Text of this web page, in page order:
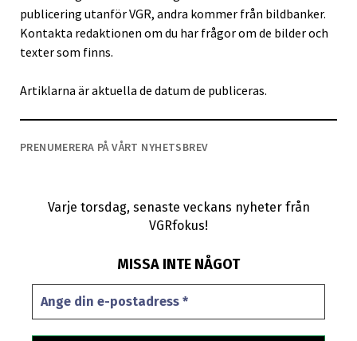
publicering utanför VGR, andra kommer från bildbanker.
Kontakta redaktionen om du har frågor om de bilder och
texter som finns.
Artiklarna är aktuella de datum de publiceras.
PRENUMERERA PÅ VÅRT NYHETSBREV
Varje torsdag, senaste veckans nyheter från
VGRfokus!
MISSA INTE NÅGOT